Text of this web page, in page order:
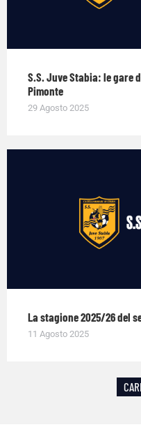
S.S. Juve Stabia: le gare
Pimonte
29 Agosto 2025
La stagione 2025/26 del
11 Agosto 2025